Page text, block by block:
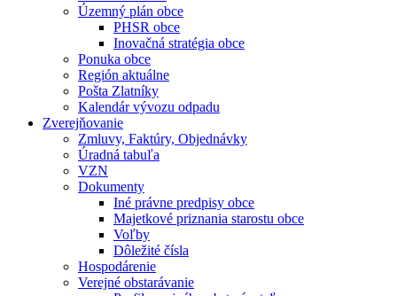
Územný plán obce
PHSR obce
Inovačná stratégia obce
Ponuka obce
Región aktuálne
Pošta Zlatníky
Kalendár vývozu odpadu
Zverejňovanie
Zmluvy, Faktúry, Objednávky
Úradná tabuľa
VZN
Dokumenty
Iné právne predpisy obce
Majetkové priznania starostu obce
Voľby
Dôležité čísla
Hospodárenie
Verejné obstarávanie